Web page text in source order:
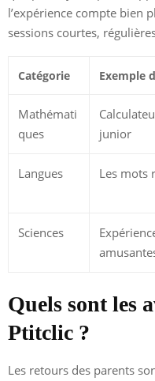
l’expérience compte bien
sessions courtes,
Catégorie Exemple
Mathémati
ques
junior
Langues Les mots
Sciences
Quels sont les
Ptitclic ?
Les retours des parents